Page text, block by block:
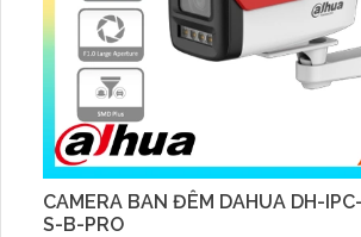
CAMERA BAN ĐÊM DAHUA DH-
S-B-PRO